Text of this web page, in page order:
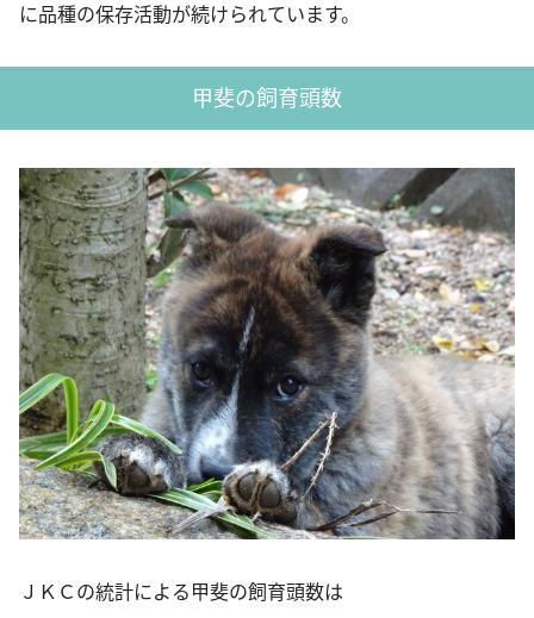
に品種の保存活動が続けられています。
甲斐の飼育頭数
ＪＫＣの統計による甲斐の飼育頭数は